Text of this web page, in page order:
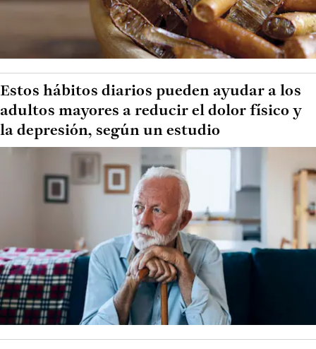
Estos hábitos diarios pueden ayudar a los
adultos mayores a reducir el dolor físico y
la depresión, según un estudio